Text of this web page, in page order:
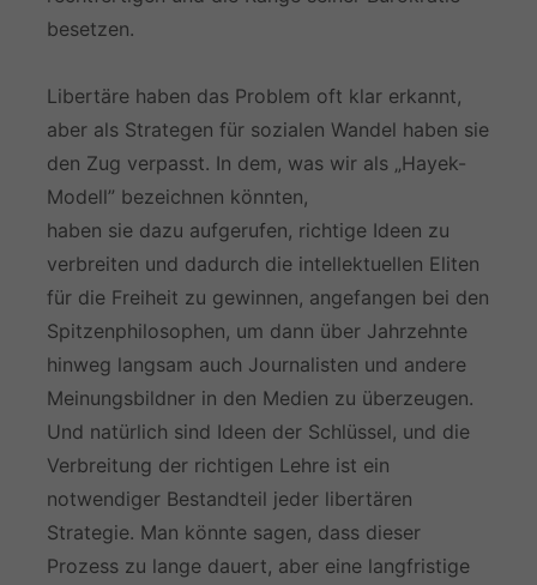
besetzen.
Libertäre haben das Problem oft klar erkannt,
aber als Strategen für sozialen Wandel haben sie
den Zug verpasst. In dem, was wir als „Hayek-
Modell” bezeichnen könnten,
haben sie dazu aufgerufen, richtige Ideen zu
verbreiten und dadurch die intellektuellen Eliten
für die Freiheit zu gewinnen, angefangen bei den
Spitzenphilosophen, um dann über Jahrzehnte
hinweg langsam auch Journalisten und andere
Meinungsbildner in den Medien zu überzeugen.
Und natürlich sind Ideen der Schlüssel, und die
Verbreitung der richtigen Lehre ist ein
notwendiger Bestandteil jeder libertären
Strategie. Man könnte sagen, dass dieser
Prozess zu lange dauert, aber eine langfristige